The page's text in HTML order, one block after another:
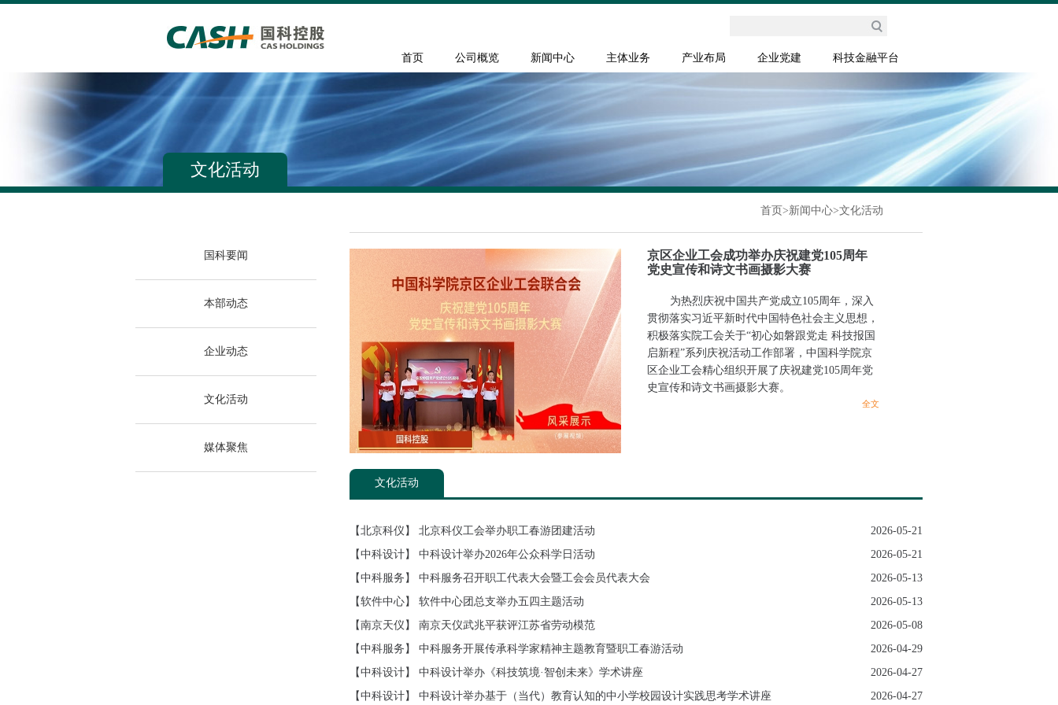
首页 公司概览 新闻中心 主体业务 产业布局 企业党建 科技金融平台
文化活动
首页 >新闻中心>文化活动
国科要闻
本部动态
企业动态
文化活动
媒体聚焦
京区企业工会成功举办庆祝建党105周年
党史宣传和诗文书画摄影大赛
为热烈庆祝中国共产党成立105周年，深入
贯彻落实习近平新时代中国特色社会主义思想，
积极落实院工会关于“初心如磐跟党走 科技报国
启新程”系列庆祝活动工作部署，中国科学院京
区企业工会精心组织开展了庆祝建党105周年党
史宣传和诗文书画摄影大赛。
全文
文化活动
【北京科仪】 北京科仪工会举办职工春游团建活动
2026-05-21
【中科设计】 中科设计举办2026年公众科学日活动
2026-05-21
【中科服务】 中科服务召开职工代表大会暨工会会员代表大会
2026-05-13
【软件中心】 软件中心团总支举办五四主题活动
2026-05-13
【南京天仪】 南京天仪武兆平获评江苏省劳动模范
2026-05-08
【中科服务】 中科服务开展传承科学家精神主题教育暨职工春游活动
2026-04-29
【中科设计】 中科设计举办《科技筑境·智创未来》学术讲座
2026-04-27
【中科设计】 中科设计举办基于（当代）教育认知的中小学校园设计实践思考学术讲座 2026-04-27